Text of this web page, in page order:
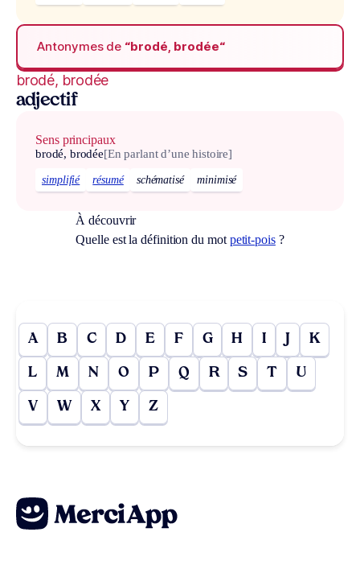
Antonymes de “brodé, brodée“
brodé, brodée
adjectif
Sens principaux
brodé, brodée[En parlant d’une histoire]
simplifié résumé schématisé minimisé
À découvrir
Quelle est la définition du mot petit-pois?
A B C D E F G H I J K
L M N O P Q R S T U
V W X Y Z